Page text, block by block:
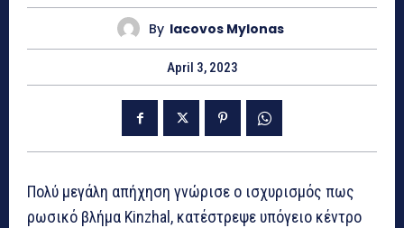
By Iacovos Mylonas
April 3, 2023
Πολύ μεγάλη απήχηση γνώρισε ο ισχυρισμός πως
ρωσικό βλήμα Kinzhal, κατέστρεψε υπόγειο κέντρο